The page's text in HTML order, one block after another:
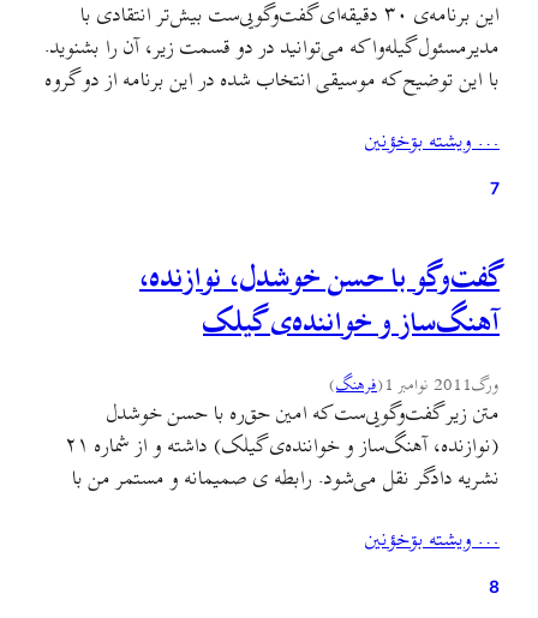
این برنامه‌ی ۳۰ دقیقه‌ای گفت‌وگویی‌ست بیش‌تر انتقادی با
مدیرمسئول گیله‌وا که می‌توانید در دو قسمت زیر، آن را بشنوید.
با این توضیح که موسیقی انتخاب شده در این برنامه از دو گروه
دوم گفت‌وگو کل برنامه را می‌توانید از این‌جا دانلود کنید. کل
برنامه را می‌توانید با…
… ويشته بۊخؤنين
7
گفت‌وگو با حسن خوشدل، نوازنده،
آهنگ‌ساز و خواننده‌ی گیلک
ورگ2011 نوامبر 1 (فرهنگ)
متن زیر گفت‌وگویی‌ست که امین حق‌ره با حسن خوشدل
(نوازنده، آهنگ‌ساز و خواننده‌ی گیلک) داشته و از شماره ۲۱
نشریه دادگر نقل می‌شود. رابطه ی صمیمانه‌ و مستمر من با
پیش‌تر اما روزی نبود که آهنگ‌هایش را گوش نگیرم و غبطه
نخورم و حالی به حالی نشوم…
… ويشته بۊخؤنين
8